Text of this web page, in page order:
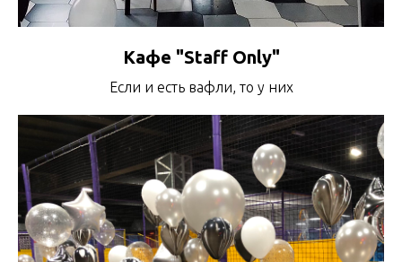
Кафе "Staff Only"
Если и есть вафли, то у них